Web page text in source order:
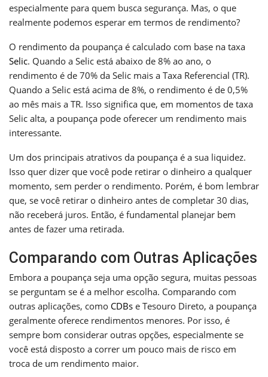
especialmente para quem busca segurança. Mas, o que
realmente podemos esperar em termos de rendimento?
O rendimento da poupança é calculado com base na taxa
Selic. Quando a Selic está abaixo de 8% ao ano, o
rendimento é de 70% da Selic mais a Taxa Referencial (TR).
Quando a Selic está acima de 8%, o rendimento é de 0,5%
ao mês mais a TR. Isso significa que, em momentos de taxa
Selic alta, a poupança pode oferecer um rendimento mais
interessante.
Um dos principais atrativos da poupança é a sua liquidez.
Isso quer dizer que você pode retirar o dinheiro a qualquer
momento, sem perder o rendimento. Porém, é bom lembrar
que, se você retirar o dinheiro antes de completar 30 dias,
não receberá juros. Então, é fundamental planejar bem
antes de fazer uma retirada.
Comparando com Outras Aplicações
Embora a poupança seja uma opção segura, muitas pessoas
se perguntam se é a melhor escolha. Comparando com
outras aplicações, como CDBs e Tesouro Direto, a poupança
geralmente oferece rendimentos menores. Por isso, é
sempre bom considerar outras opções, especialmente se
você está disposto a correr um pouco mais de risco em
troca de um rendimento maior.